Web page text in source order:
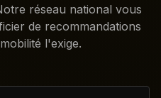
réseau national vous
de recommandations
l'exige.